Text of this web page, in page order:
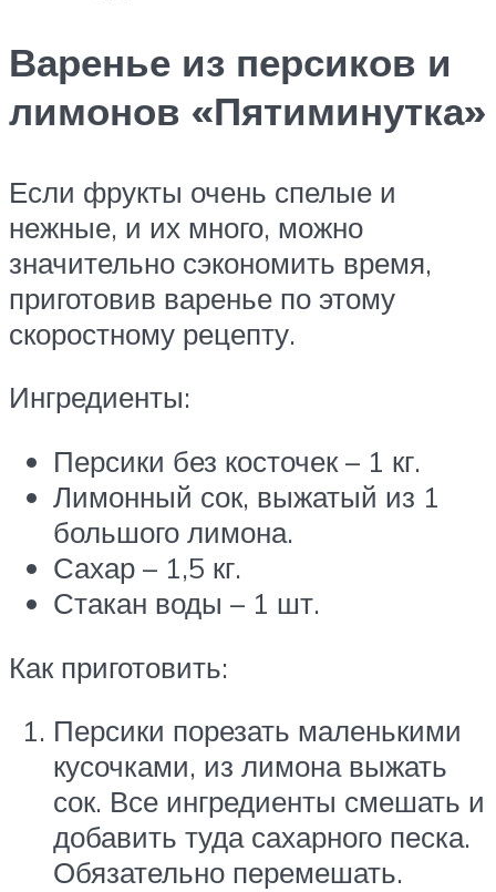
Варенье из персиков и
лимонов «Пятиминутка»
Если фрукты очень спелые и
нежные, и их много, можно
значительно сэкономить время,
приготовив варенье по этому
скоростному рецепту.
Ингредиенты:
Персики без косточек – 1 кг.
Лимонный сок, выжатый из 1
большого лимона.
Сахар – 1,5 кг.
Стакан воды – 1 шт.
Как приготовить:
Персики порезать маленькими
кусочками, из лимона выжать
сок. Все ингредиенты смешать и
добавить туда сахарного песка.
Обязательно перемешать.